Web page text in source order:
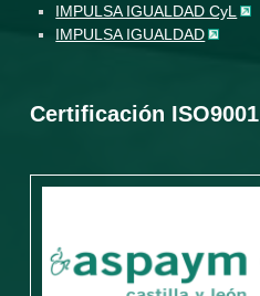
IMPULSA IGUALDAD CyL
IMPULSA IGUALDAD
Certificación ISO9001